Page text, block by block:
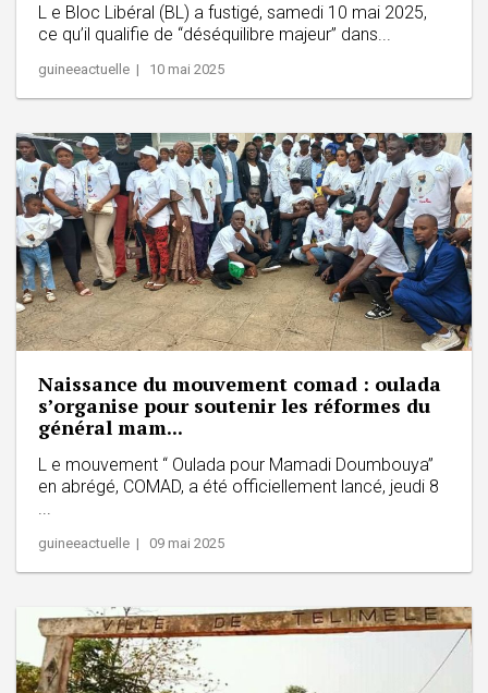
L e Bloc Libéral (BL) a fustigé, samedi 10 mai 2025,
ce qu’il qualifie de “déséquilibre majeur” dans...
guineeactuelle | 10 mai 2025
Naissance du mouvement comad : oulada
s’organise pour soutenir les réformes du
général mam...
L e mouvement “ Oulada pour Mamadi Doumbouya”
en abrégé, COMAD, a été officiellement lancé, jeudi 8
...
guineeactuelle | 09 mai 2025